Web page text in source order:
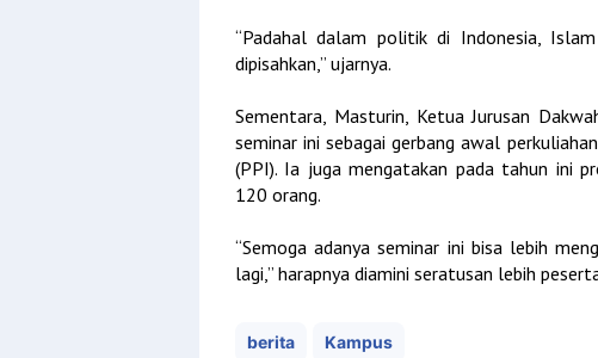
“Padahal dalam politik di Indonesia,
dipisahkan,” ujarnya.
Sementara, Masturin, Ketua Jurusan
seminar ini sebagai gerbang awal
(PPI). Ia juga mengatakan pada tahun ini
120 orang.
“Semoga adanya seminar ini bisa lebih
lagi,” harapnya diamini seratusan lebih
berita Kampus